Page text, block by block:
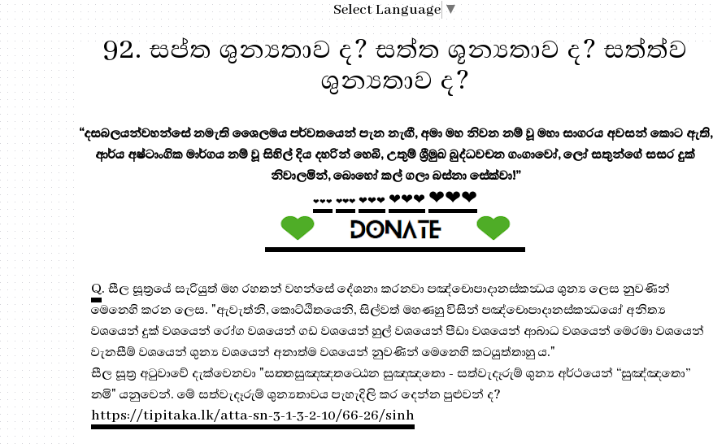
Select Language ▼
92. සප්ත ශුන්‍යතාව ද? සත්ත ශූන්‍යතාව ද? සත්ත්ව
ශුන්‍යතාව ද?
“දසබලයන්වහන්සේ නමැති ශෛලමය පර්වතයෙන් පැන නැඟී, අමා මහ නිවන නම් වූ මහා සාගරය අවසන් කොට ඇති,
ආර්ය අෂ්ටාංගික මාර්ගය නම් වූ සිහිල් දිය දහරින් හෙබි, උතුම් ශ්‍රීමුඛ බුද්ධවචන ගංගාවෝ, ලෝ සතුන්ගේ සසර දුක්
නිවාලමින්, බොහෝ කල් ගලා බස්නා සේක්වා!”
❤❤❤ ❤❤❤ ❤❤❤ ❤❤❤ ❤❤❤
Q. සීල සූත්‍රයේ සැරියුත් මහ රහතන් වහන්සේ දේශනා කරනවා පඤ්චොපාදානස්කන්‍ධය ශුන්‍ය ලෙස නුවණින්
මෙනෙහි කරන ලෙස. "ඇවැත්නි, කොට්ඨිතයෙනි, සිල්වත් මහණහු විසින් පඤ්චොපාදානස්කන්‍ධයෝ අනිත්‍ය
වශයෙන් දුක් වශයෙන් රෝග වශයෙන් ගඩ වශයෙන් හුල් වශයෙන් පීඩා වශයෙන් ආබාධ වශයෙන් මෙරමා වශයෙන්
වැනසීම් වශයෙන් ශුන්‍ය වශයෙන් අනාත්ම වශයෙන් නුවණින් මෙනෙහි කටයුත්තාහු ය."
සීල සූත්‍ර අටුවාවේ දැක්වෙනවා "සත‍්තසුඤ‍්ඤතට‍්ඨෙන සුඤ‍්ඤතො - සත්වැදෑරුම් ශුන්‍ය අර්ථයෙන් “සුඤ්ඤතො”
නමි" යනුවෙන්. මේ සත්වැදෑරුම් ශුන්‍යතාවය පැහැදිලි කර දෙන්න පුළුවන් ද?
https://tipitaka.lk/atta-sn-3-1-3-2-10/66-26/sinh